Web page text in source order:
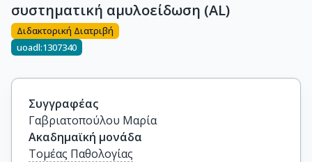
συστηματική αμυλοείδωση (AL)
Διδακτορική Διατριβή
uoadl:1307340
Συγγραφέας
Γαβριατοπούλου Μαρία
Ακαδημαϊκή μονάδα
Τομέας Παθολογίας